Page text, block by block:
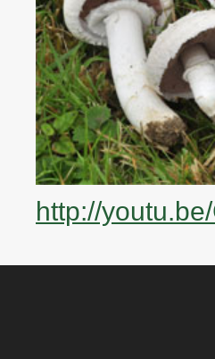
http://